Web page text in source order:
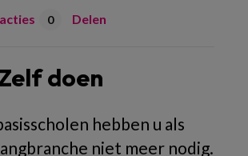
0 Delen
doen
hebben u als
niet meer nodig.